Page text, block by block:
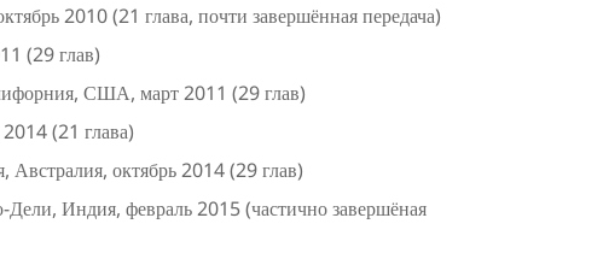
2010 (21 глава, почти завершённая передача)
(29 глав)
США, март 2011 (29 глав)
(21 глава)
Австралия, октябрь 2014 (29 глав)
Индия, февраль 2015 (частично завершёная